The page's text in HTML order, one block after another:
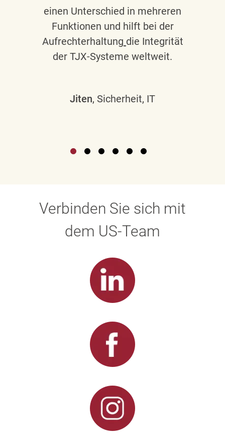
einen Unterschied in mehreren
Funktionen und hilft bei der
Aufrechterhaltung die Integrität
der TJX-Systeme weltweit.
Jiten, Sicherheit, IT
Verbinden Sie sich mit
dem US-Team